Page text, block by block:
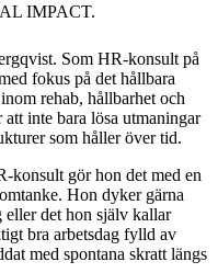
IMPACT.
Som HR-konsult på
fokus på det hållbara
rehab, hållbarhet och
inte bara lösa utmaningar
som håller över tid.
konsult gör hon det med en
Hon dyker gärna
eller det hon själv kallar
bra arbetsdag fylld av
med spontana skratt längs